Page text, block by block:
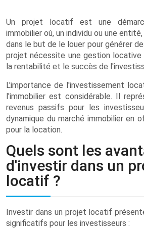
Un projet locatif est une
immobilier où, un individu ou une
dans le but de le louer pour générer
projet nécessite une gestion locative
la rentabilité et le succès de
L'importance de l'investissement
l'immobilier est considérable. Il
revenus passifs pour les
dynamique du marché immobilier en
pour la location.
Quels sont les
d'investir dans un
locatif ?
Investir dans un projet locatif
significatifs pour les investisseurs :